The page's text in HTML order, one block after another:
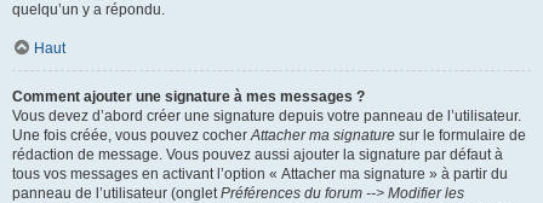
quelqu’un y a répondu.
Haut
Comment ajouter une signature à mes messages ?
Vous devez d’abord créer une signature depuis votre panneau de l’utilisateur.
Une fois créée, vous pouvez cocherAttacher ma signature sur le formulaire de
rédaction de message. Vous pouvez aussi ajouter la signature par défaut à
tous vos messages en activant l’option « Attacher ma signature » à partir du
panneau de l’utilisateur (ongletPréférences du forum --> Modifier les